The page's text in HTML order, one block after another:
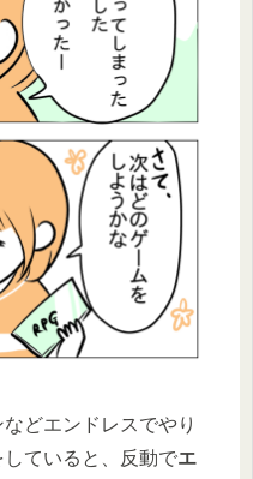
どエンドレスでやり
ていると、反動でエ